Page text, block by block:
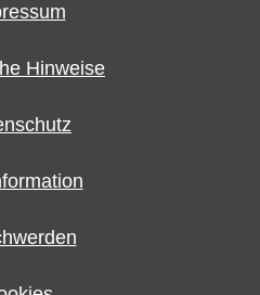
Hinweise